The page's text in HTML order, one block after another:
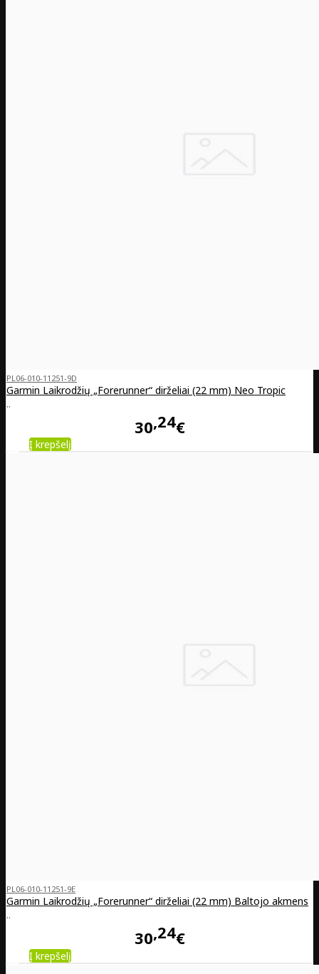
PL06-010-11251-9D
Garmin Laikrodžių „Forerunner“ dirželiai (22 mm) Neo Tropic
..
30 24€
Į krepšelį
PL06-010-11251-9E
Garmin Laikrodžių „Forerunner“ dirželiai (22 mm) Baltojo akmens
..
30 24€
Į krepšelį